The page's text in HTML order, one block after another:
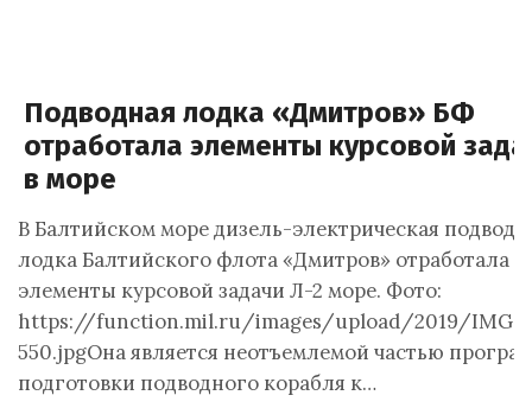
Подводная лодка «Дмитров» БФ
отработала элементы курсовой
в море
В Балтийском море дизель-электрическая
лодка Балтийского флота «Дмитров» отработала
элементы курсовой задачи Л-2 море. Фото:
https://function.mil.ru/images/upload/2019/
550.jpgОна является неотъемлемой частью
подготовки подводного корабля к…